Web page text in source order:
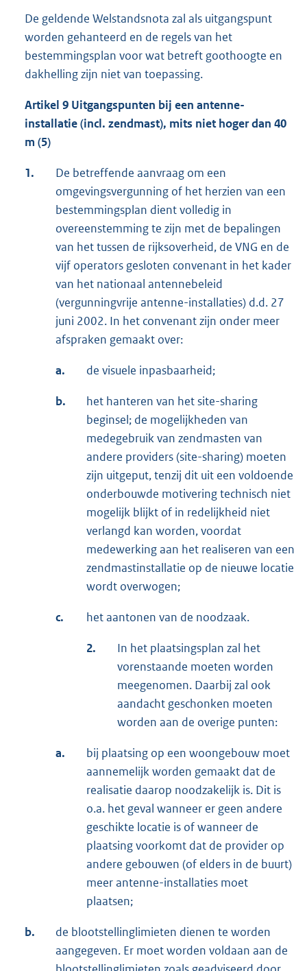
De geldende Welstandsnota zal als uitgangspunt
worden gehanteerd en de regels van het
bestemmingsplan voor wat betreft goothoogte en
dakhelling zijn niet van toepassing.
Artikel 9 Uitgangspunten bij een antenne-
installatie (incl. zendmast), mits niet hoger dan 40
m (5)
1.
De betreffende aanvraag om een
omgevingsvergunning of het herzien van een
bestemmingsplan dient volledig in
overeenstemming te zijn met de bepalingen
van het tussen de rijksoverheid, de VNG en de
vijf operators gesloten convenant in het kader
van het nationaal antennebeleid
(vergunningvrije antenne-installaties) d.d. 27
juni 2002. In het convenant zijn onder meer
afspraken gemaakt over:
a. de visuele inpasbaarheid;
b.
het hanteren van het site-sharing
beginsel; de mogelijkheden van
medegebruik van zendmasten van
andere providers (site-sharing) moeten
zijn uitgeput, tenzij dit uit een voldoende
onderbouwde motivering technisch niet
mogelijk blijkt of in redelijkheid niet
verlangd kan worden, voordat
medewerking aan het realiseren van een
zendmastinstallatie op de nieuwe locatie
wordt overwogen;
c. het aantonen van de noodzaak.
2.
In het plaatsingsplan zal het
vorenstaande moeten worden
meegenomen. Daarbij zal ook
aandacht geschonken moeten
worden aan de overige punten:
a.
bij plaatsing op een woongebouw moet
aannemelijk worden gemaakt dat de
realisatie daarop noodzakelijk is. Dit is
o.a. het geval wanneer er geen andere
geschikte locatie is of wanneer de
plaatsing voorkomt dat de provider op
andere gebouwen (of elders in de buurt)
meer antenne-installaties moet
plaatsen;
b.
de blootstellinglimieten dienen te worden
aangegeven. Er moet worden voldaan aan de